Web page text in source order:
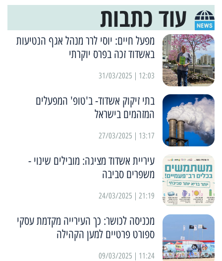
עוד כתבות
מפעל חיים: יוסי לרר מנהל אגף הנטיעות
באשדוד זכה בפרס יוקרתי
12:03 | 31/03/2025
בתי זיקוק אשדוד- ב'טופ' המפעלים
המזהמים בישראל
13:17 | 27/03/2025
עיריית אשדוד מציגה: מובילים שינוי -
משפרים סביבה
21:19 | 24/03/2025
מכניסה לכושר: כך העירייה מקדמת עסקי
ספורט פרטיים למען הקהילה
11:24 | 09/03/2025